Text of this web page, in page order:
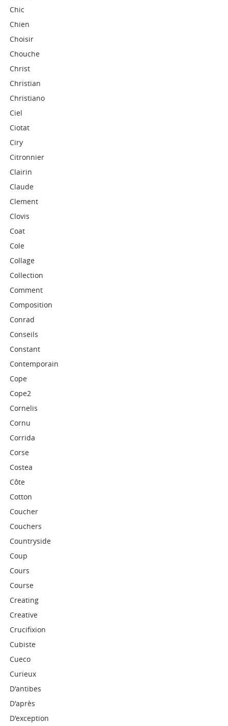
Chic
Chien
Choisir
Chouche
Christ
Christian
Christiano
Ciel
Ciotat
Ciry
Citronnier
Clairin
Claude
Clement
Clovis
Coat
Cole
Collage
Collection
Comment
Composition
Conrad
Conseils
Constant
Contemporain
Cope
Cope2
Cornelis
Cornu
Corrida
Corse
Costea
Côte
Cotton
Coucher
Couchers
Countryside
Coup
Cours
Course
Creating
Creative
Crucifixion
Cubiste
Cueco
Curieux
D'antibes
D'après
D'exception